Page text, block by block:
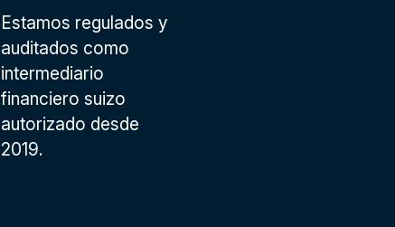
Estamos regulados y
auditados como
intermediario
financiero suizo
autorizado desde
2019.